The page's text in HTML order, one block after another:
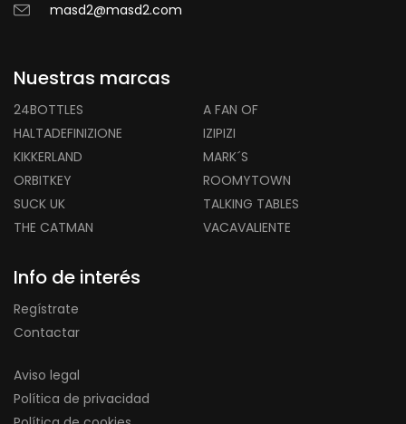
masd2@masd2.com
Nuestras marcas
24BOTTLES
A FAN OF
HALTADEFINIZIONE
IZIPIZI
KIKKERLAND
MARK´S
ORBITKEY
ROOMYTOWN
SUCK UK
TALKING TABLES
THE CATMAN
VACAVALIENTE
Info de interés
Regístrate
Contactar
Aviso legal
Política de privacidad